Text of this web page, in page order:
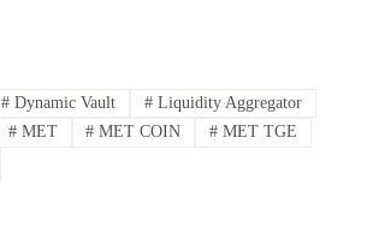
# Dynamic Vault # Liquidity Aggregator
#MET # MET COIN # MET TGE